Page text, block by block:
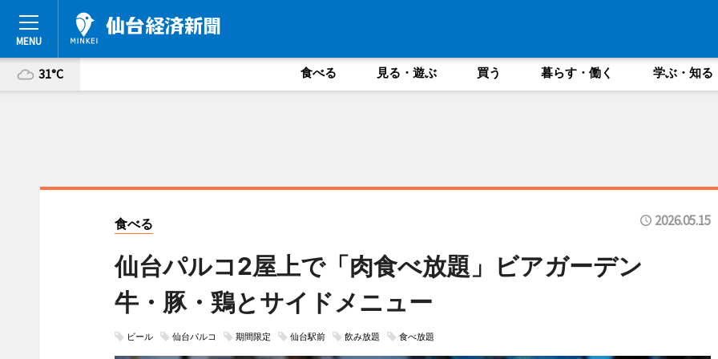
31°C 食べる 見る・遊ぶ 買う 暮らす・働く 学ぶ・知る
食べる 2026.05.15
仙台パルコ2屋上で「肉食べ放題」ビアガーデン
牛・豚・鶏とサイドメニュー
ビール 仙台パルコ 期間限定 仙台駅前 飲み放題 食べ放題